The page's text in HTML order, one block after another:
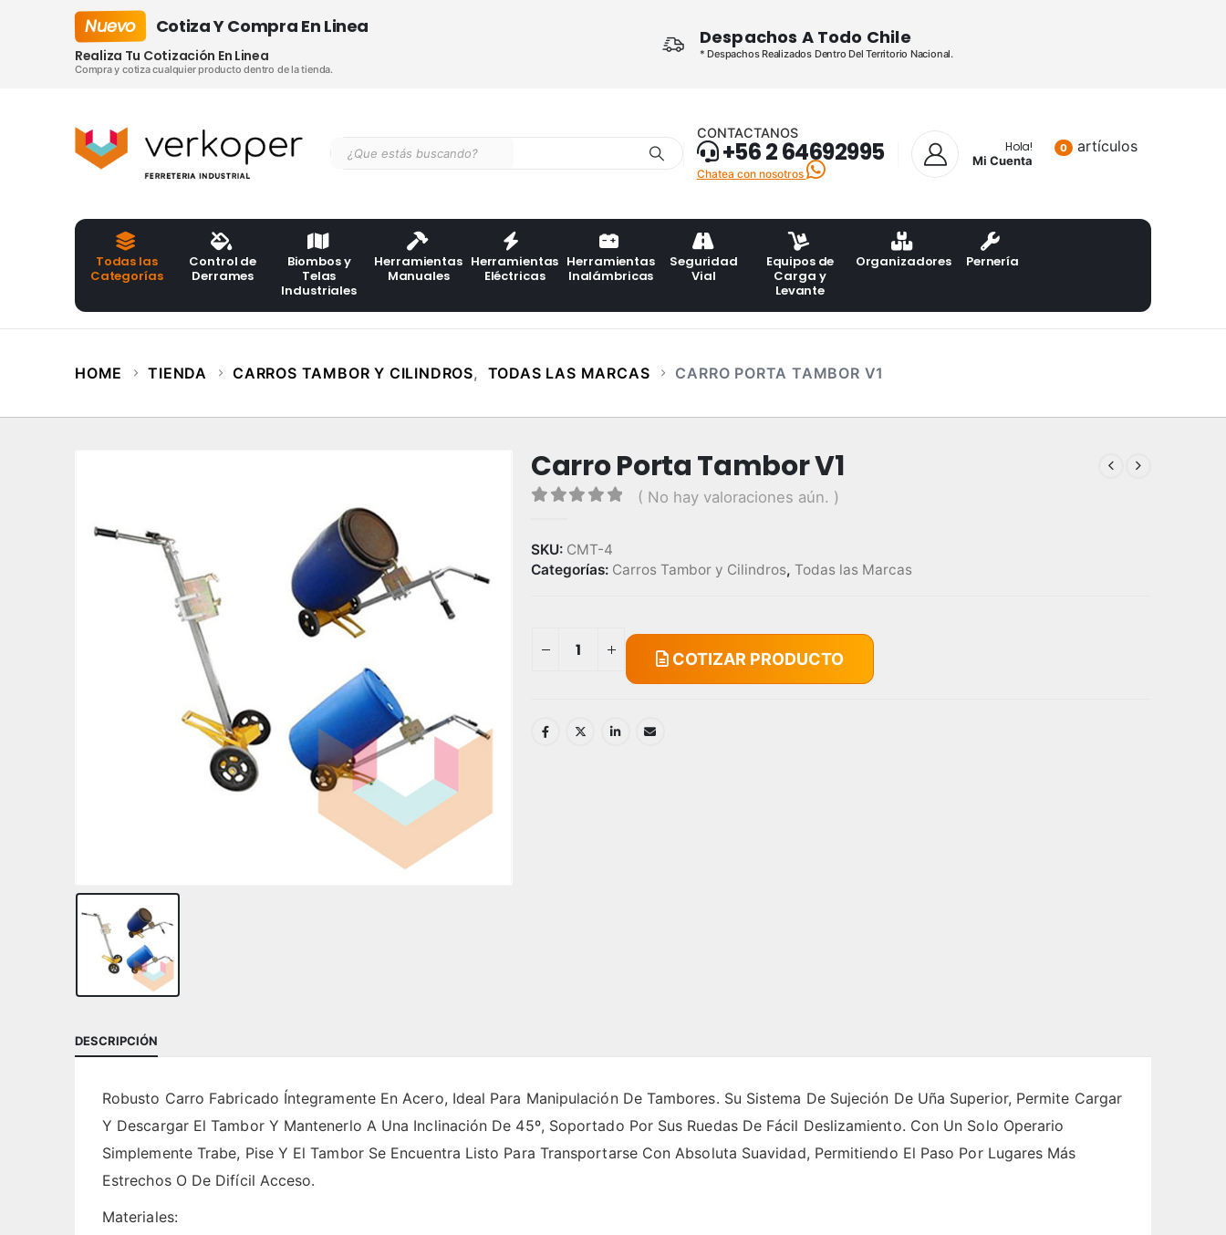
Despachos A Todo Chile
* Despachos Realizados Dentro Del Territorio Nacional.
Nuevo Cotiza Y Compra En Linea
Realiza Tu Cotización En Linea
Compra y cotiza cualquier producto dentro de la tienda.
CONTACTANOS
+56 2 64692995
Chatea con nosotros
Hola!
Mi Cuenta
0 artículos
Todas las
Categorías
Control de
Derrames
Biombos y
Telas
Industriales
Herramientas
Manuales
Herramientas
Eléctricas
Herramientas
Inalámbricas
Seguridad
Vial
Equipos de
Carga y
Levante
Organizadores Pernería
HOME TIENDA CARROS TAMBOR Y CILINDROS, TODAS LAS MARCAS CARRO PORTA TAMBOR V1
Carro Porta Tambor V1
( No hay valoraciones aún. )
SKU: CMT-4
Categorías: Carros Tambor y Cilindros, Todas las Marcas
COTIZAR PRODUCTO
DESCRIPCIÓN
Robusto Carro Fabricado Íntegramente En Acero, Ideal Para Manipulación De Tambores. Su Sistema De Sujeción De Uña Superior, Permite Cargar
Y Descargar El Tambor Y Mantenerlo A Una Inclinación De 45º, Soportado Por Sus Ruedas De Fácil Deslizamiento. Con Un Solo Operario
Simplemente Trabe, Pise Y El Tambor Se Encuentra Listo Para Transportarse Con Absoluta Suavidad, Permitiendo El Paso Por Lugares Más
Estrechos O De Difícil Acceso.
Materiales: